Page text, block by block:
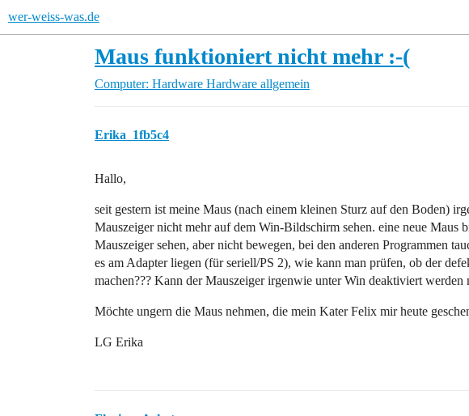
wer-weiss-was.de
Maus funktioniert nicht mehr :-(
Computer: Hardware Hardware allgemein
Erika_1fb5c4
Hallo,
seit gestern ist meine Maus (nach einem kleinen Sturz auf den Boden)
Mauszeiger nicht mehr auf dem Win-Bildschirm sehen. eine neue Maus
Mauszeiger sehen, aber nicht bewegen, bei den anderen Programmen
es am Adapter liegen (für seriell/PS 2), wie kann man prüfen, ob der
machen??? Kann der Mauszeiger irgenwie unter Win deaktiviert werden
Möchte ungern die Maus nehmen, die mein Kater Felix mir heute
LG Erika